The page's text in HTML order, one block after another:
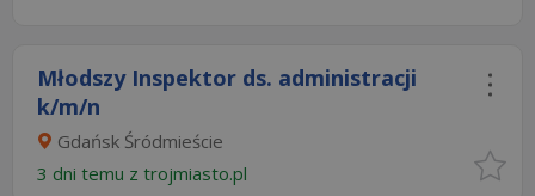
Młodszy Inspektor ds. administracji
k/m/n
Gdańsk Śródmieście
3 dni temu z trojmiasto.pl